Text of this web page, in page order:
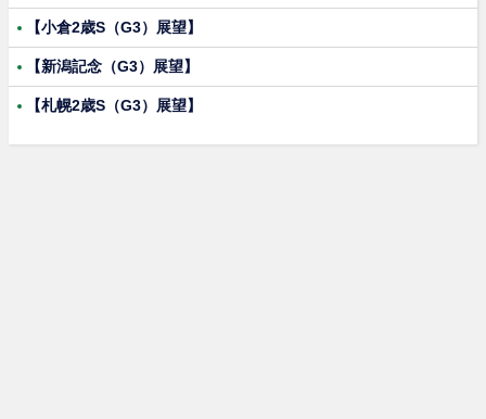
【小倉2歳S（G3）展望】
【新潟記念（G3）展望】
【札幌2歳S（G3）展望】